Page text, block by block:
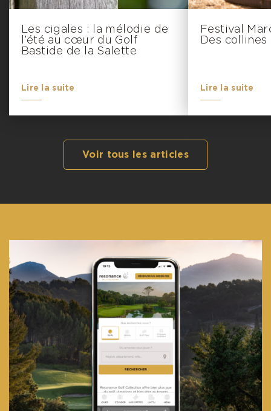
Les cigales : la mélodie de
l’été au cœur du Golf
Bastide de la Salette
Lire la suite
Festival
Des collines
Lire la suite
Voir tous les articles